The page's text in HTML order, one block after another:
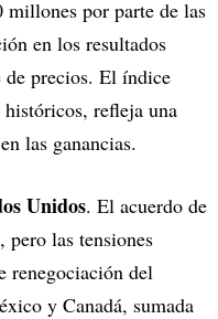
por parte de las
en los resultados
precios. El índice
refleja una
las ganancias.
Unidos. El acuerdo de
pero las tensiones
renegociación del
y Canadá, sumada